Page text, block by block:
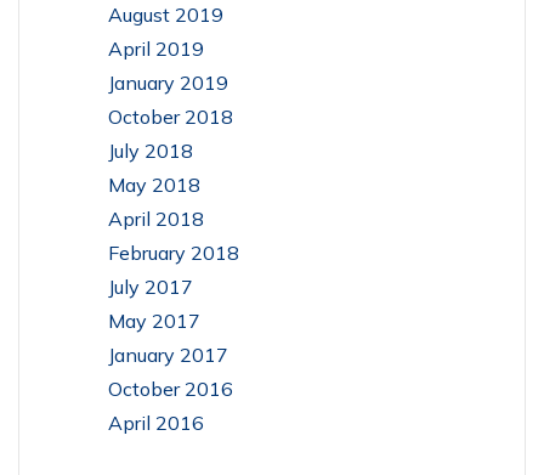
August 2019
April 2019
January 2019
October 2018
July 2018
May 2018
April 2018
February 2018
July 2017
May 2017
January 2017
October 2016
April 2016